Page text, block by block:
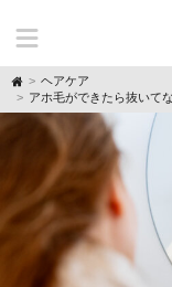
H
o
m
ヘアケア
アホ毛ができたら抜いて